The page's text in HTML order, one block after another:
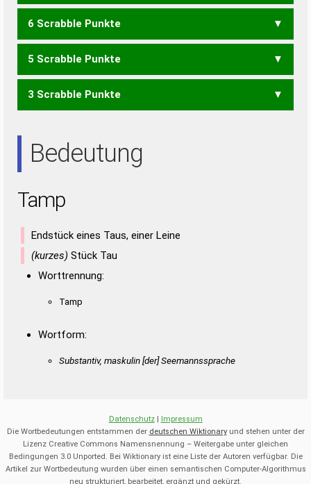
PATE TAPE
6 Scrabble Punkte
AMTE ATEM ATME MATE
5 Scrabble Punkte
AMT MET
3 Scrabble Punkte
Bedeutung
Tamp
Endstück eines Taus, einer Leine
(kurzes) Stück Tau
Worttrennung:
Tamp
Wortform:
Substantiv, maskulin [der] Seemannssprache
Datenschutz| Impressum
Die Wortbedeutungen entstammen der deutschen Wiktionaryund stehen unter der
Lizenz Creative Commons Namensnennung – Weitergabe unter gleichen
Bedingungen 3.0 Unported. Bei Wiktionary ist eine Liste der Autoren verfügbar. Die
Artikel zur Wortbedeutung wurden über einen semantischen Computer-Algorithmus
neu strukturiert, bearbeitet, ergänzt und gekürzt.